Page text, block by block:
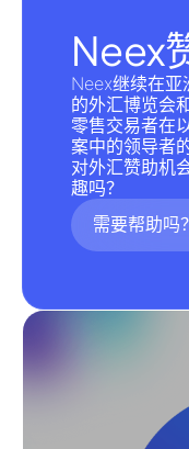
Neex
Neex继续在亚
的外汇博览会
零售交易者在
案中的领导者
对外汇赞助机
趣吗？
需要帮助吗